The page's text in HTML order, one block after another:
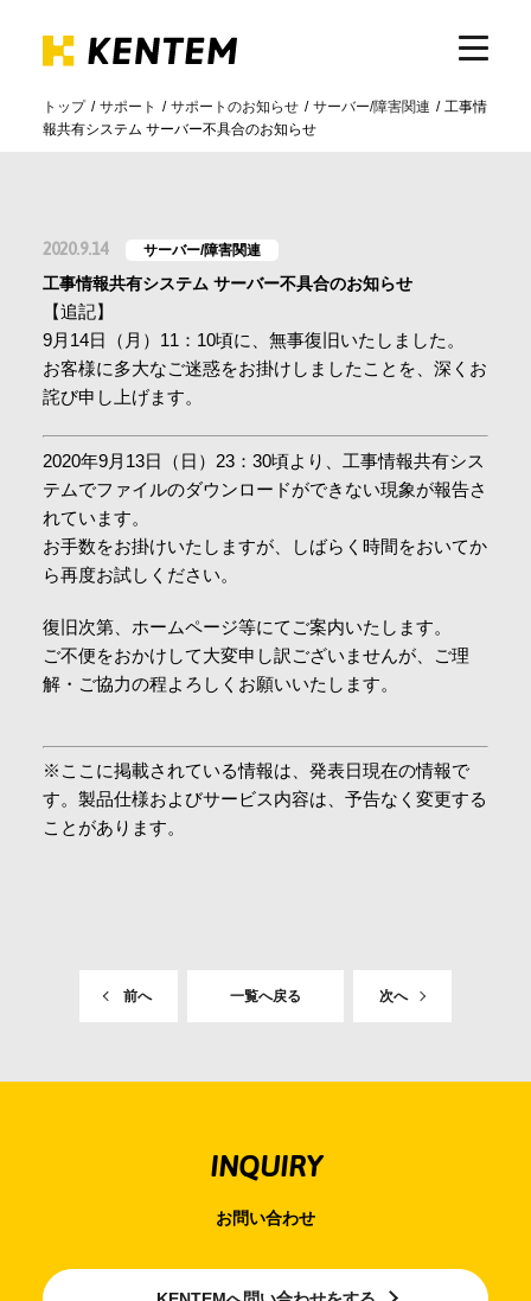
製品・サービス
導入事例
サポート
イベント・セミナー
会社情報
採用情報
資料請求
マイページ
トップ サポート サポートのお知らせ サーバー/障害関連
工事情
報共有システム サーバー不具合のお知らせ
2020.9.14 サーバー/障害関連
工事情報共有システム サーバー不具合のお知らせ
【追記】
9月14日（月）11：10頃に、無事復旧いたしました。
お客様に多大なご迷惑をお掛けしましたことを、深くお
詫び申し上げます。
2020年9月13日（日）23：30頃より、工事情報共有シス
テムでファイルのダウンロードができない現象が報告さ
れています。
お手数をお掛けいたしますが、しばらく時間をおいてか
ら再度お試しください。
復旧次第、ホームページ等にてご案内いたします。
ご不便をおかけして大変申し訳ございませんが、ご理
解・ご協力の程よろしくお願いいたします。
※ここに掲載されている情報は、発表日現在の情報で
す。製品仕様およびサービス内容は、予告なく変更する
ことがあります。
前へ 一覧へ戻る 次へ
INQUIRY
お問い合わせ